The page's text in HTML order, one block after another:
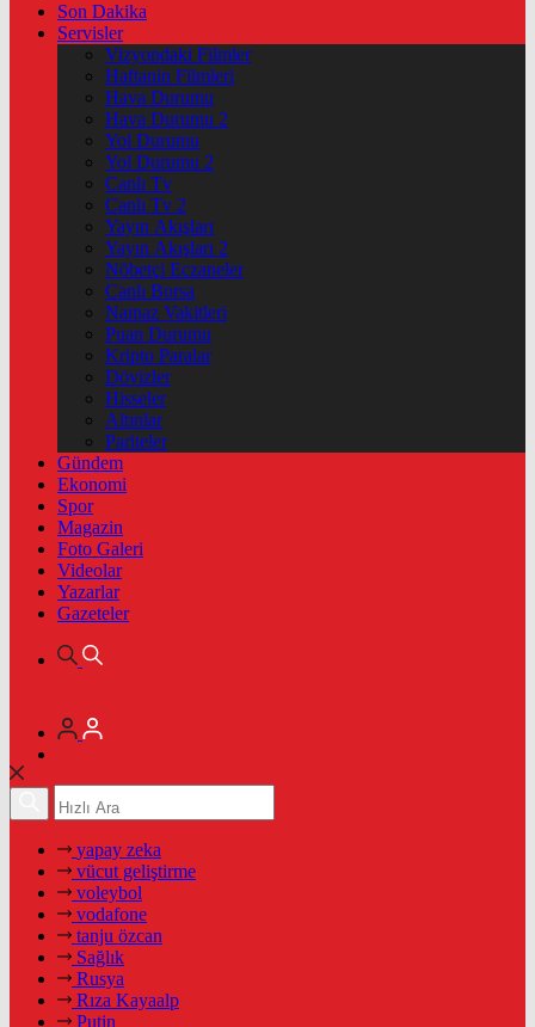
Son Dakika
Servisler
Vizyondaki Filmler
Haftanin Filmleri
Hava Durumu
Hava Durumu 2
Yol Durumu
Yol Durumu 2
Canlı Tv
Canlı Tv 2
Yayın Akışları
Yayın Akışları 2
Nöbetçi Eczaneler
Canlı Borsa
Namaz Vakitleri
Puan Durumu
Kripto Paralar
Dövizler
Hisseler
Altınlar
Pariteler
Gündem
Ekonomi
Spor
Magazin
Foto Galeri
Videolar
Yazarlar
Gazeteler
yapay zeka
vücut geliştirme
voleybol
vodafone
tanju özcan
Sağlık
Rusya
Rıza Kayaalp
Putin